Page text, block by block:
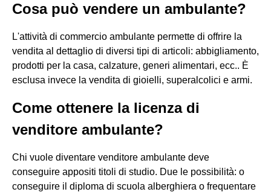
Cosa può vendere un ambulante?
L'attività di commercio ambulante permette di offrire la
vendita al dettaglio di diversi tipi di articoli: abbigliamento,
prodotti per la casa, calzature, generi alimentari, ecc.. È
esclusa invece la vendita di gioielli, superalcolici e armi.
Come ottenere la licenza di
venditore ambulante?
Chi vuole diventare venditore ambulante deve
conseguire appositi titoli di studio. Due le possibilità: o
conseguire il diploma di scuola alberghiera o frequentare